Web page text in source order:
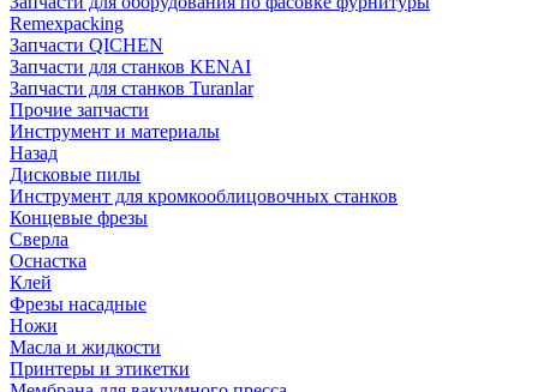
Remexpacking
Запчасти QICHEN
Запчасти для станков KENAI
Запчасти для станков Turanlar
Прочие запчасти
Инструмент и материалы
Назад
Дисковые пилы
Инструмент для кромкооблицовочных станков
Концевые фрезы
Сверла
Оснастка
Клей
Фрезы насадные
Ножи
Масла и жидкости
Принтеры и этикетки